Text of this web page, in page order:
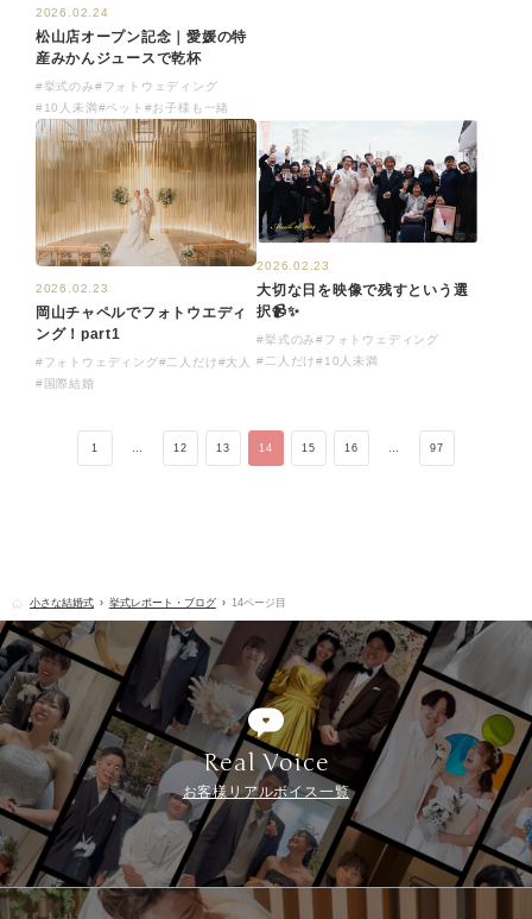
2026.02.24
松山店オープン記念｜愛媛の特
産みかんジュースで乾杯
#挙式のみ#フォトウェディング
#10人未満#ペット #お子様も一緒
2026.02.23
岡山チャペルでフォトウエディ
ング！part1
#フォトウェディング#二人だけ#大人
#国際結婚
2026.02.23
大切な日を映像で残すという選
択📹✨
#挙式のみ#フォトウェディング
#二人だけ#10人未満
1 12 13 14 15 16 97
小さな結婚式 挙式レポート・ブログ 14ページ目
Real Voice
お客様リアルボイス一覧